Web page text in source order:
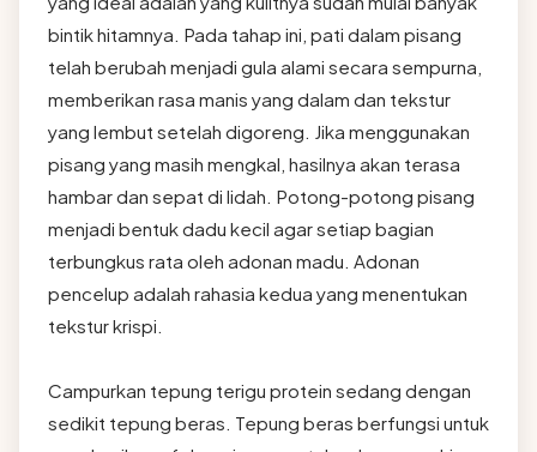
bintik hitamnya. Pada tahap ini, pati dalam pisang
telah berubah menjadi gula alami secara sempurna,
memberikan rasa manis yang dalam dan tekstur
yang lembut setelah digoreng. Jika menggunakan
pisang yang masih mengkal, hasilnya akan terasa
hambar dan sepat di lidah. Potong-potong pisang
menjadi bentuk dadu kecil agar setiap bagian
terbungkus rata oleh adonan madu. Adonan
pencelup adalah rahasia kedua yang menentukan
tekstur krispi.
Campurkan tepung terigu protein sedang dengan
sedikit tepung beras. Tepung beras berfungsi untuk